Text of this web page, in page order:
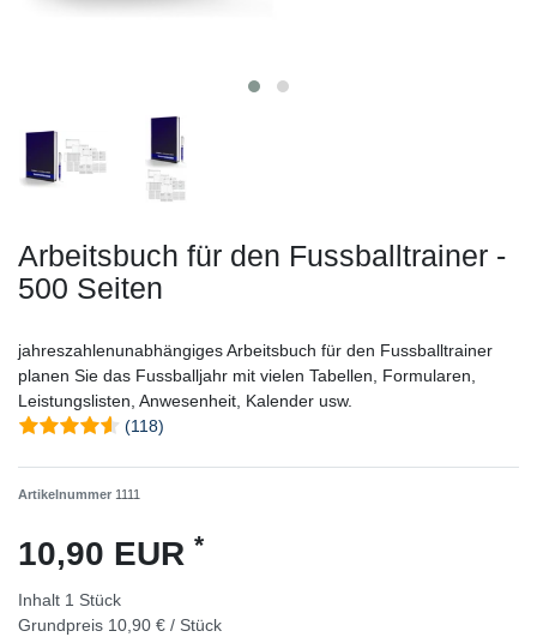
Arbeitsbuch für den Fussballtrainer -
500 Seiten
jahreszahlenunabhängiges Arbeitsbuch für den Fussballtrainer
planen Sie das Fussballjahr mit vielen Tabellen, Formularen,
Leistungslisten, Anwesenheit, Kalender usw.
(118)
Artikelnummer 1111
10,90 EUR *
Inhalt 1 Stück
Grundpreis 10,90 € / Stück